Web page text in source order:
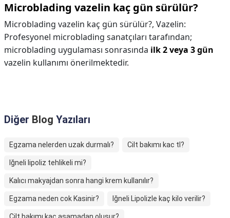
Microblading vazelin kaç gün sürülür?
Microblading vazelin kaç gün sürülür?, Vazelin:
Profesyonel microblading sanatçıları tarafından;
microblading uygulaması sonrasında ilk 2 veya 3 gün
vazelin kullanımı önerilmektedir.
Diğer Blog Yazıları
Egzama nelerden uzak durmalı? Cilt bakımı kac tl?
Iğneli lipoliz tehlikeli mi?
Kalıcı makyajdan sonra hangi krem kullanılır?
Egzama neden cok Kasinir? Iğneli Lipolizle kaç kilo verilir?